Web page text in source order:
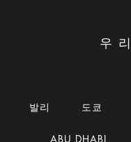
우
발리 도쿄
ABU DHABI